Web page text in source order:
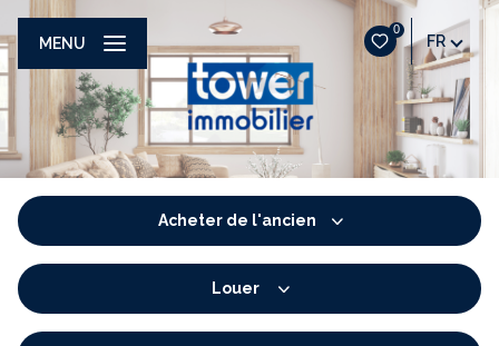
0
FR
MENU
Acheter de l'ancien
De l'immo pro
Louer